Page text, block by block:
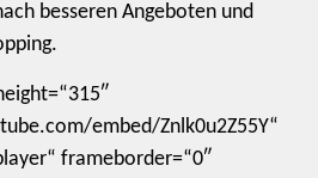
besseren Angeboten und
embed/Znlk0u2Z55Y“
frameborder=“0″